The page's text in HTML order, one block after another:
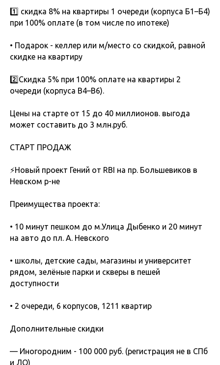
1️⃣ скидка 8% на квартиры 1 очереди (корпуса Б1–Б4)
при 100% оплате (в том числе по ипотеке)
• Подарок - келлер или м/место со скидкой, равной
скидке на квартиру
2️⃣Скидка 5% при 100% оплате на квартиры 2
очереди (корпуса В4–В6).
Цены на старте от 15 до 40 миллионов. выгода
может составить до 3 млн.руб.
СТАРТ ПРОДАЖ
⚡️Новый проект Гений от RBI на пр. Большевиков в
Невском р-не
Преимущества проекта:
• 10 минут пешком до м.Улица Дыбенко и 20 минут
на авто до пл. А. Невского
• школы, детские сады, магазины и университет
рядом, зелёные парки и скверы в пешей
доступности
• 2 очереди, 6 корпусов, 1211 квартир
Дополнительные скидки
— Иногородним - 100 000 руб. (регистрация не в СПб
и ЛО)